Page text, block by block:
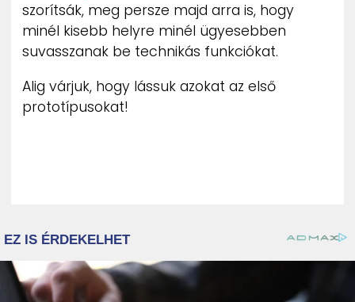
szorítsák, meg persze majd arra is, hogy
minél kisebb helyre minél ügyesebben
suvasszanak be technikás funkciókat.
Alig várjuk, hogy lássuk azokat az első
prototípusokat!